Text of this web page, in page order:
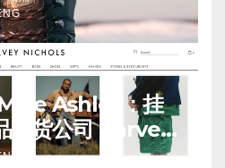
Ashley：挂
百货公司 Harvey
死亡螺旋”